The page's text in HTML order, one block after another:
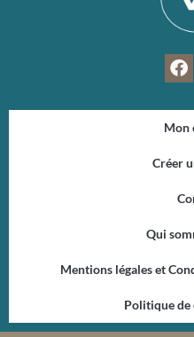
F
a
e
b
o
Mon
Créer
Qui
Mentions légales et
Politique